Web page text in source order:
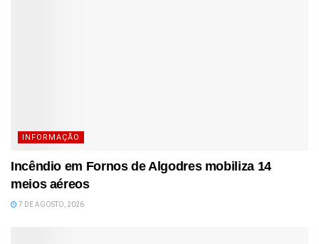
INFORMAÇÃO
Incêndio em Fornos de Algodres mobiliza 14
meios aéreos
7 DE AGOSTO, 2026